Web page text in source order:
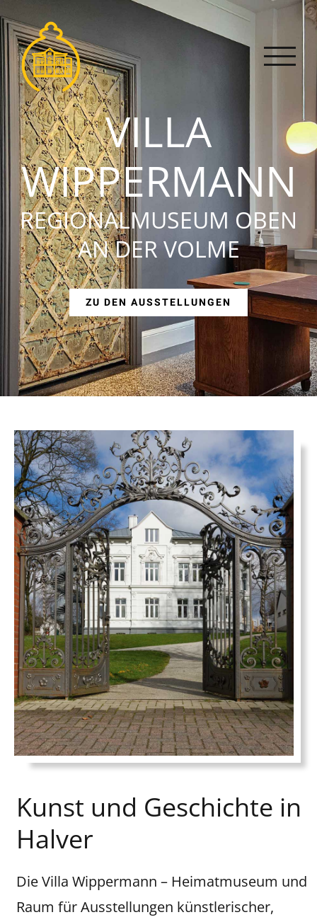
Zum
Inhalt
springen
VILLA
WIPPERMANN
REGIONALMUSEUM OBEN
AN DER VOLME
ZU DEN AUSSTELLUNGEN
Kunst und Geschichte in
Halver
Die Villa Wippermann – Heimatmuseum und
Raum für Ausstellungen künstlerischer,